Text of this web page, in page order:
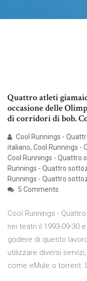
Quattro atleti
occasione delle
di corridori di bob.
Cool Runnings -
italiano, Cool Runnings
Cool Runnings - Quattro
Runnings - Quattro
Runnings - Quattro
5 Comments
Cool Runnings -
nei teatri il 1993-09-30
godere di questo
utilizzare diversi
come eMule o torrent.